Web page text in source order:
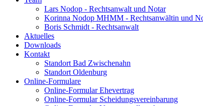
Lars Nodop - Rechtsanwalt und Notar
Korinna Nodop MHMM - Rechtsanwältin und
Boris Schmidt - Rechtsanwalt
Aktuelles
Downloads
Kontakt
Standort Bad Zwischenahn
Standort Oldenburg
Online-Formulare
Online-Formular Ehevertrag
Online-Formular Scheidungsvereinbarung